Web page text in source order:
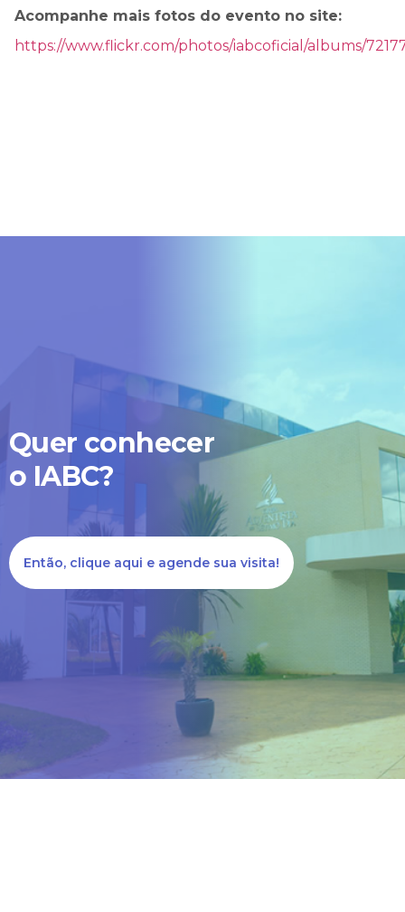
Acompanhe mais fotos do evento no site:
https://www.flickr.com/photos/iabcoficial/albums/
Quer conhecer
o IABC?
Então, clique aqui e agende sua visita!
Nossa equipe está ligando